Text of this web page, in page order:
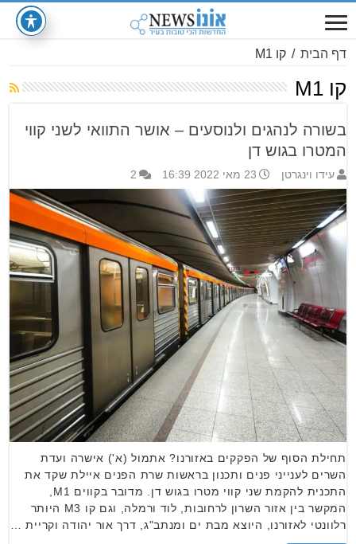
דף הבית / קו M1
קו M1
בשורה לנהגים ולנוסעים – אושר התוואי לשני קווי
המטרו בגוש דן
עידו וינגרטן 23 מאי 2022 16:39 2
תחילת הסוף של הפקקים באזורנו? אתמול (א') אישרה ועדת
השרים לענייני פנים ותכנון בראשות שרת הפנים איילת שקד את
המקשר בין אזור השרון לרחובות, לוד ורמלה, וגם קו M3 היותר
רלוונטי לאזורנו, היוצא מבת ים ומנתב"ג, דרך אור יהודה וקריית …